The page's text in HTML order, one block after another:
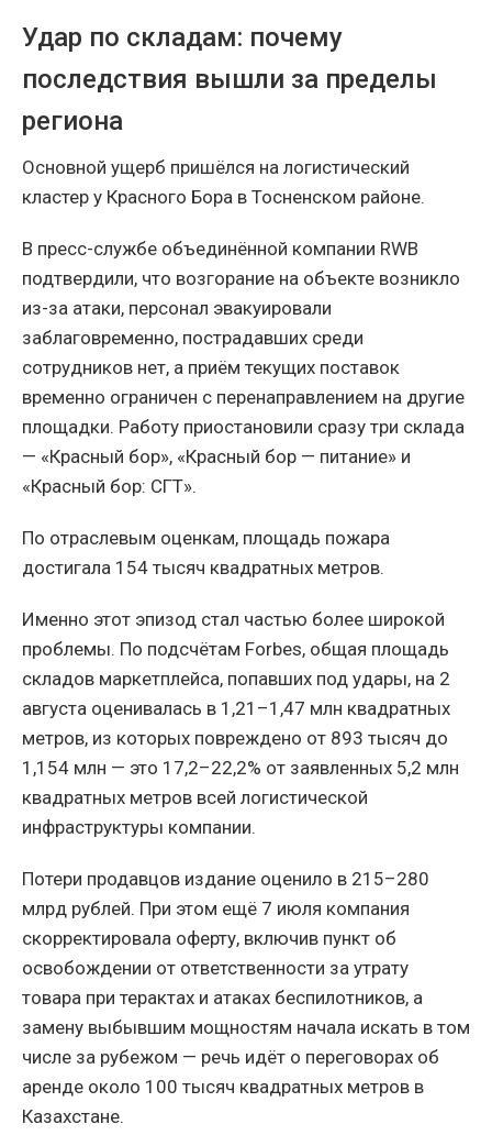
Удар по складам: почему
последствия вышли за пределы
региона
Основной ущерб пришёлся на логистический
кластер у Красного Бора в Тосненском районе.
В пресс-службе объединённой компании RWB
подтвердили, что возгорание на объекте возникло
из-за атаки, персонал эвакуировали
заблаговременно, пострадавших среди
сотрудников нет, а приём текущих поставок
временно ограничен с перенаправлением на другие
площадки. Работу приостановили сразу три склада
— «Красный бор», «Красный бор — питание» и
«Красный бор: СГТ».
По отраслевым оценкам, площадь пожара
достигала 154 тысяч квадратных метров.
Именно этот эпизод стал частью более широкой
проблемы. По подсчётам Forbes, общая площадь
складов маркетплейса, попавших под удары, на 2
августа оценивалась в 1,21–1,47 млн квадратных
метров, из которых повреждено от 893 тысяч до
1,154 млн — это 17,2–22,2% от заявленных 5,2 млн
квадратных метров всей логистической
инфраструктуры компании.
Потери продавцов издание оценило в 215–280
млрд рублей. При этом ещё 7 июля компания
скорректировала оферту, включив пункт об
освобождении от ответственности за утрату
товара при терактах и атаках беспилотников, а
замену выбывшим мощностям начала искать в том
числе за рубежом — речь идёт о переговорах об
аренде около 100 тысяч квадратных метров в
Казахстане.